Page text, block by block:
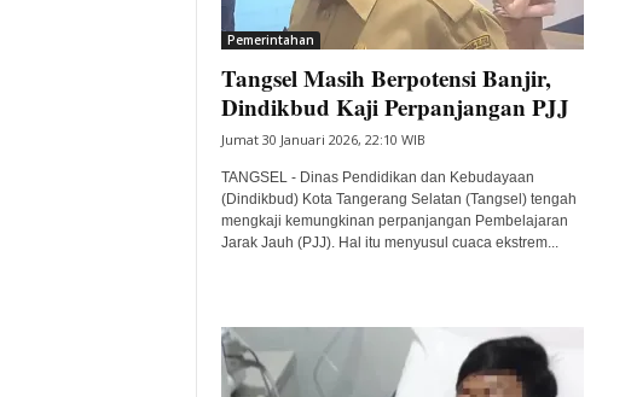
Pemerintahan
Tangsel Masih Berpotensi Banjir,
Dindikbud Kaji Perpanjangan PJJ
Jumat 30 Januari 2026, 22:10 WIB
TANGSEL - Dinas Pendidikan dan Kebudayaan
(Dindikbud) Kota Tangerang Selatan (Tangsel) tengah
mengkaji kemungkinan perpanjangan Pembelajaran
Jarak Jauh (PJJ). Hal itu menyusul cuaca ekstrem...